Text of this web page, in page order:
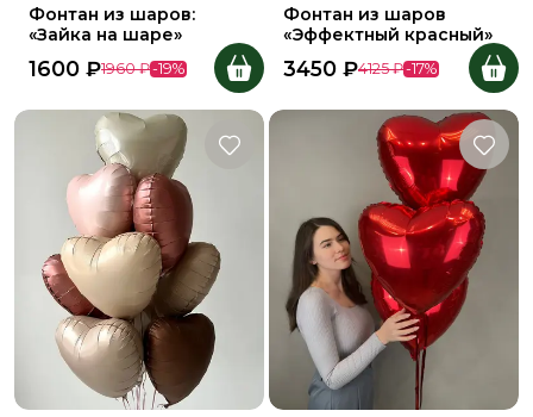
Фонтан из шаров:
«Зайка на шаре»
1600 ₽1960 ₽-19%
Фонтан из шаров
«Эффектный красный»
3450 ₽4125 ₽-17%